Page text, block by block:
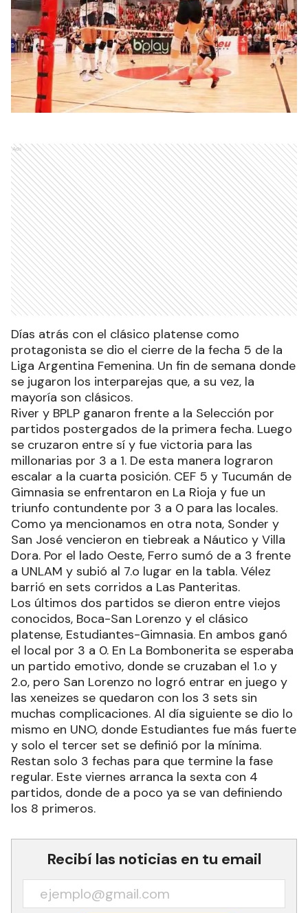
Ads
Días atrás con el clásico platense como
protagonista se dio el cierre de la fecha 5 de la
Liga Argentina Femenina. Un fin de semana donde
se jugaron los interparejas que, a su vez, la
mayoría son clásicos.
River y BPLP ganaron frente a la Selección por
partidos postergados de la primera fecha. Luego
se cruzaron entre sí y fue victoria para las
millonarias por 3 a 1. De esta manera lograron
escalar a la cuarta posición. CEF 5 y Tucumán de
Gimnasia se enfrentaron en La Rioja y fue un
triunfo contundente por 3 a 0 para las locales.
Como ya mencionamos en otra nota, Sonder y
San José vencieron en tiebreak a Náutico y Villa
Dora. Por el lado Oeste, Ferro sumó de a 3 frente
a UNLAM y subió al 7.o lugar en la tabla. Vélez
barrió en sets corridos a Las Panteritas.
Los últimos dos partidos se dieron entre viejos
conocidos, Boca-San Lorenzo y el clásico
platense, Estudiantes-Gimnasia. En ambos ganó
el local por 3 a 0. En La Bombonerita se esperaba
un partido emotivo, donde se cruzaban el 1.o y
2.o, pero San Lorenzo no logró entrar en juego y
las xeneizes se quedaron con los 3 sets sin
muchas complicaciones. Al día siguiente se dio lo
mismo en UNO, donde Estudiantes fue más fuerte
y solo el tercer set se definió por la mínima.
Restan solo 3 fechas para que termine la fase
regular. Este viernes arranca la sexta con 4
partidos, donde de a poco ya se van definiendo
los 8 primeros.
Recibí las noticias en tu email